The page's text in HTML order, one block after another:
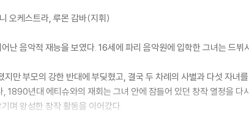
오케스트라, 루몬 감바(지휘)
난 음악적 재능을 보였다. 16세에 파리 음악원에 입학한 그녀는 드
만 부모의 강한 반대에 부딪혔고, 결국 두 차례의 사별과 다섯 자녀
1890년대 에티슈와의 재회는 그녀 안에 잠들어 있던 창작 열정을 다
며 왕성한 창작 활동을 이어갔다.